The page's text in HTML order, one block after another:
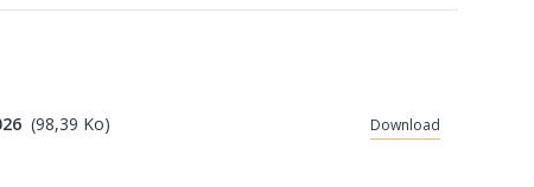
(98,39 Ko) Download